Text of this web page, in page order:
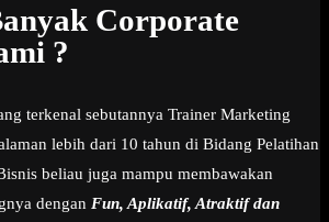
Corporate
?
terkenal sebutannya Trainer Marketing
lebih dari 10 tahun di Bidang Pelatihan
beliau juga mampu membawakan
dengan Fun, Aplikatif, Atraktif dan